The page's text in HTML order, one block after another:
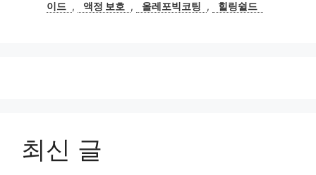
이드 , 액정 보호 , 올레포빅코팅 , 힐링쉴드
최신 글